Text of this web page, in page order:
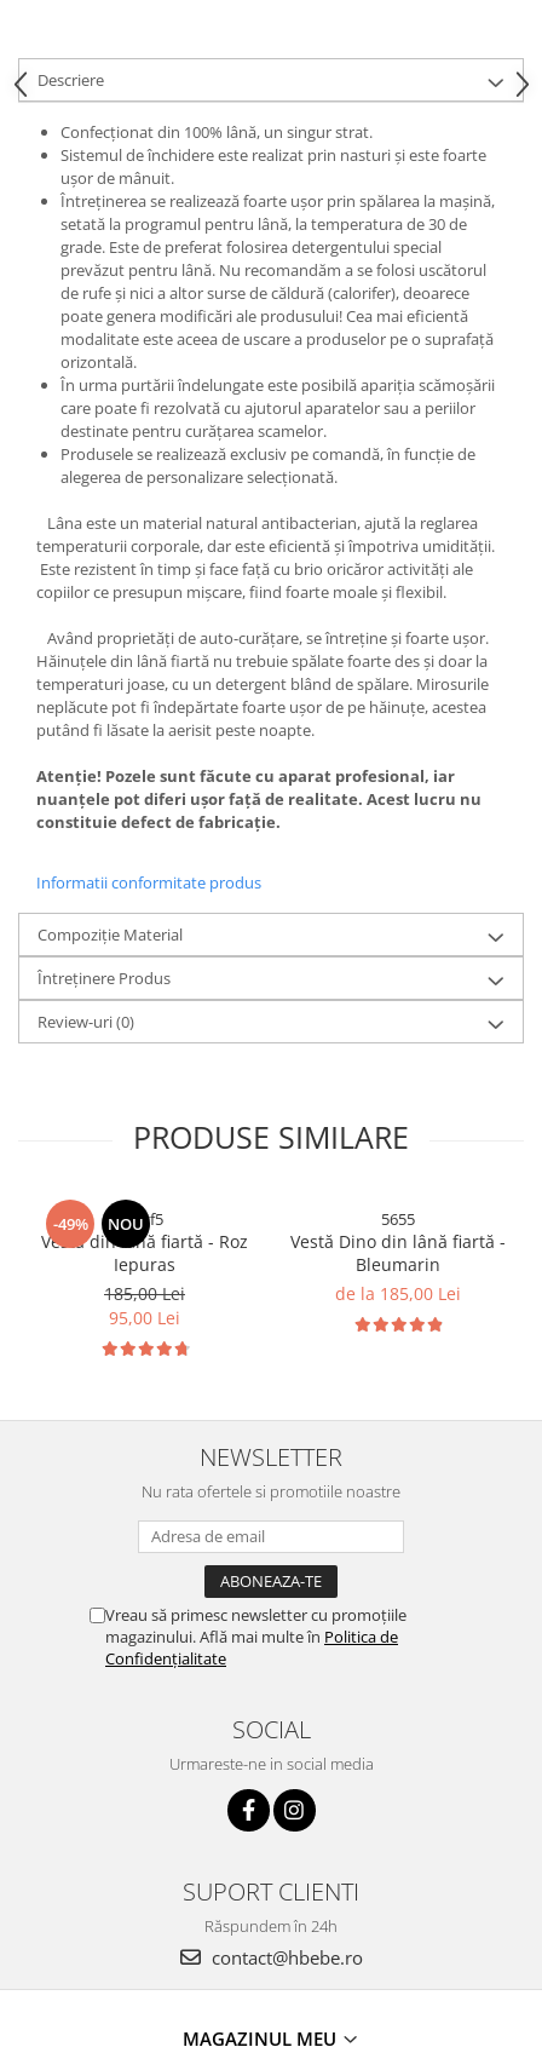
Descriere
Confecționat din 100% lână, un singur strat.
Sistemul de închidere este realizat prin nasturi și este foarte
ușor de mânuit.
Întreținerea se realizează foarte ușor prin spălarea la mașină,
setată la programul pentru lână, la temperatura de 30 de
grade. Este de preferat folosirea detergentului special
prevăzut pentru lână. Nu recomandăm a se folosi uscătorul
de rufe și nici a altor surse de căldură (calorifer), deoarece
poate genera modificări ale produsului! Cea mai eficientă
modalitate este aceea de uscare a produselor pe o suprafață
orizontală.
În urma purtării îndelungate este posibilă apariția scămoșării
care poate fi rezolvată cu ajutorul aparatelor sau a periilor
destinate pentru curățarea scamelor.
Produsele se realizează exclusiv pe comandă, în funcție de
alegerea de personalizare selecționată.
Lâna este un material natural antibacterian, ajută la reglarea
temperaturii corporale, dar este eficientă și împotriva umidității.
Este rezistent în timp și face față cu brio oricăror activități ale
copiilor ce presupun mișcare, fiind foarte moale și flexibil.
Având proprietăți de auto-curățare, se întreține și foarte ușor.
Hăinuțele din lână fiartă nu trebuie spălate foarte des și doar la
temperaturi joase, cu un detergent blând de spălare. Mirosurile
neplăcute pot fi îndepărtate foarte ușor de pe hăinuțe, acestea
putând fi lăsate la aerisit peste noapte.
Atenție! Pozele sunt făcute cu aparat profesional, iar
nuanțele pot diferi ușor față de realitate. Acest lucru nu
constituie defect de fabricație.
Informatii conformitate produs
Compoziție Material
Întreținere Produs
Review-uri(0)
PRODUSE SIMILARE
-49% NOUhtgf5
Vestă din lână fiartă - Roz
Iepuras
185,00 Lei
95,00 Lei
5655
Vestă Dino din lână fiartă -
Bleumarin
de la 185,00 Lei
NEWSLETTER
Nu rata ofertele si promotiile noastre
Vreau să primesc newsletter cu promoțiile
magazinului. Află mai multe în Politica de
Confidențialitate
SOCIAL
Urmareste-ne in social media
SUPORT CLIENTI
Răspundem în 24h
contact@hbebe.ro
MAGAZINUL MEU